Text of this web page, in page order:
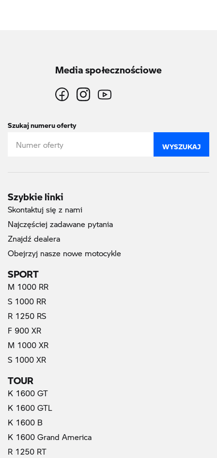
Media społecznościowe
Szukaj numeru oferty
WYSZUKAJ
Szybkie linki
Skontaktuj się z nami
Najczęściej zadawane pytania
Znajdź dealera
Obejrzyj nasze nowe motocykle
SPORT
M 1000 RR
S 1000 RR
R 1250 RS(prąd elektryczny)
F 900 XR
M 1000 XR
S 1000 XR
TOUR
K 1600 GT
K 1600 GTL
K 1600 B
K 1600 Grand America
R 1250 RT